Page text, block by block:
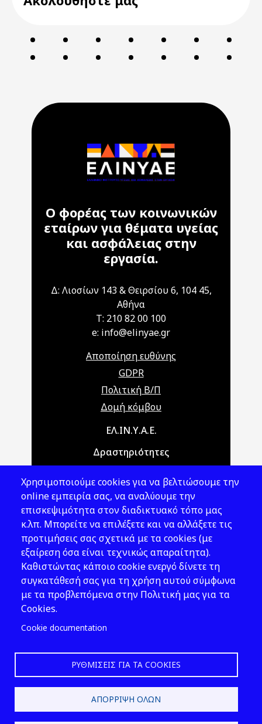
Ο φορέας των κοινωνικών
εταίρων για θέματα υγείας
και ασφάλειας στην
εργασία.
Δ: Λιοσίων 143 & Θειρσίου 6, 104 45,
Αθήνα
T: 210 82 00 100
e: info@elinyae.gr
Αποποίηση ευθύνης
GDPR
Πολιτική Β/Π
Δομή κόμβου
Main navigationΕΛ.ΙΝ.Υ.Α.Ε.
Δραστηριότητες
Νομοθεσία
Εκδόσεις
Νέα - Εκδηλώσεις
Ακολουθήστε μας
Χρησιμοποιούμε cookies για να βελτιώσουμε την
online εμπειρία σας, να αναλύουμε την
επισκεψιμότητα στον διαδικτυακό τόπο μας
κ.λπ. Μπορείτε να επιλέξετε και να αλλάξετε τις
προτιμήσεις σας σχετικά με τα cookies (με
εξαίρεση όσα είναι τεχνικώς απαραίτητα).
Καθιστώντας κάποιο cookie ενεργό δίνετε τη
συγκατάθεσή σας για τη χρήση αυτού σύμφωνα
με τα προβλεπόμενα στην Πολιτική μας για τα
Cookies.
Cookie documentation
ΡΥΘΜΊΣΕΙΣ ΓΙΑ ΤΑ COOKIES
ΑΠΌΡΡΙΨΗ ΌΛΩΝ
2026 © ΕΛ.ΙΝ.Υ.Α.Ε.
Design & Development by